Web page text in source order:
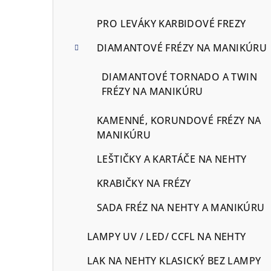
PRO LEVÁKY KARBIDOVÉ FREZY
DIAMANTOVÉ FRÉZY NA MANIKÚRU
DIAMANTOVÉ TORNADO A TWIN
FRÉZY NA MANIKÚRU
KAMENNÉ, KORUNDOVÉ FRÉZY NA
MANIKÚRU
LEŠTIČKY A KARTÁČE NA NEHTY
KRABIČKY NA FRÉZY
SADA FRÉZ NA NEHTY A MANIKÚRU
LAMPY UV / LED/ CCFL NA NEHTY
LAK NA NEHTY KLASICKÝ BEZ LAMPY